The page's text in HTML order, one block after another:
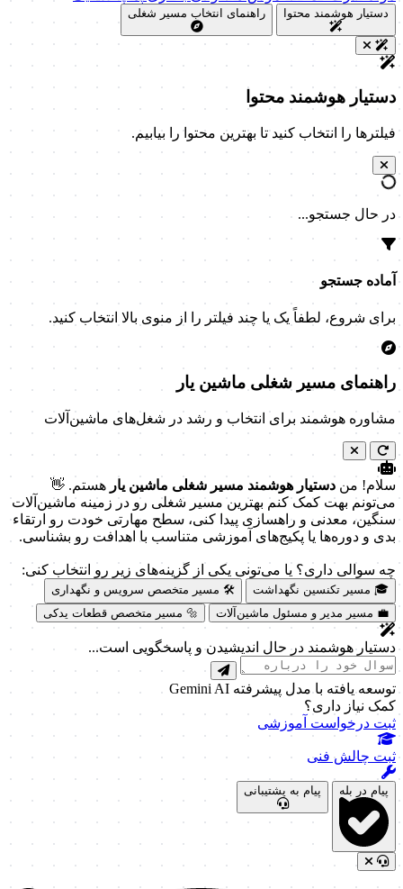
دستیار هوشمند محتوا راهنمای انتخاب مسیر شغلی
دستیار هوشمند محتوا
فیلترها را انتخاب کنید تا بهترین محتوا را بیابیم.
در حال جستجو...
آماده جستجو
برای شروع، لطفاً یک یا چند فیلتر را از منوی بالا انتخاب کنید.
راهنمای مسیر شغلی ماشین یار
مشاوره هوشمند برای انتخاب و رشد در شغل‌های ماشین‌آلات
سلام! من دستیار هوشمند مسیر شغلی ماشین یار هستم. 👋
می‌تونم بهت کمک کنم بهترین مسیر شغلی رو در زمینه ماشین‌آلات
سنگین، معدنی و راهسازی پیدا کنی، سطح مهارتی خودت رو ارتقاء
بدی و دوره‌ها یا پکیج‌های آموزشی متناسب با اهدافت رو بشناسی.
چه سوالی داری؟ یا می‌تونی یکی از گزینه‌های زیر رو انتخاب کنی:
🎓 مسیر تکنسین نگهداشت
🛠️ مسیر متخصص سرویس و نگهداری
💼 مسیر مدیر و مسئول ماشین‌آلات
🔩 مسیر متخصص قطعات یدکی
دستیار هوشمند در حال اندیشیدن و پاسخگویی است...
توسعه یافته با مدل پیشرفته Gemini AI
کمک نیاز داری؟
ثبت درخواست آموزشی
ثبت چالش فنی
پیام در بله پیام به پشتیبانی